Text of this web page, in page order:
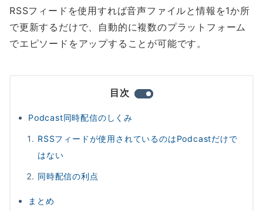
RSSフィードを使用すれば音声ファイルと情報を1か所
で更新するだけで、自動的に複数のプラットフォーム
でエピソードをアップすることが可能です。
目次
Podcast同時配信のしくみ
RSSフィードが使用されているのはPodcastだけで
はない
同時配信の利点
まとめ